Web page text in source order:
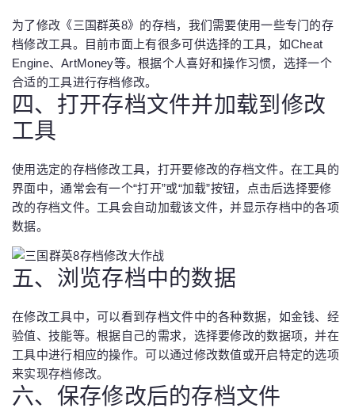
为了修改《三国群英8》的存档，我们需要使用一些专门的存
档修改工具。目前市面上有很多可供选择的工具，如Cheat
Engine、ArtMoney等。根据个人喜好和操作习惯，选择一个
合适的工具进行存档修改。
四、打开存档文件并加载到修改
工具
使用选定的存档修改工具，打开要修改的存档文件。在工具的
界面中，通常会有一个“打开”或“加载”按钮，点击后选择要修
改的存档文件。工具会自动加载该文件，并显示存档中的各项
数据。
五、浏览存档中的数据
在修改工具中，可以看到存档文件中的各种数据，如金钱、经
验值、技能等。根据自己的需求，选择要修改的数据项，并在
工具中进行相应的操作。可以通过修改数值或开启特定的选项
来实现存档修改。
六、保存修改后的存档文件